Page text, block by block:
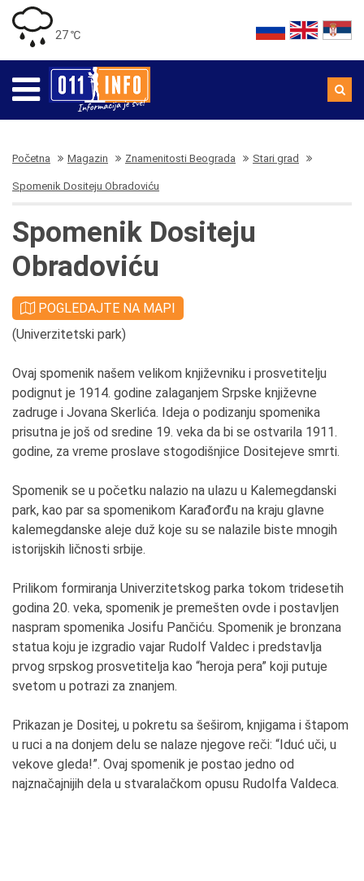
27 ℃
Početna Magazin Znamenitosti Beograda Stari grad
Spomenik Dositeju Obradoviću
Spomenik Dositeju
Obradoviću
POGLEDAJTE NA MAPI
(Univerzitetski park)
Ovaj spomenik našem velikom književniku i prosvetitelju
podignut je 1914. godine zalaganjem Srpske književne
zadruge i Jovana Skerlića. Ideja o podizanju spomenika
prisutna je još od sredine 19. veka da bi se ostvarila 1911.
godine, za vreme proslave stogodišnjice Dositejeve smrti.
Spomenik se u početku nalazio na ulazu u Kalemegdanski
park, kao par sa spomenikom Karađorđu na kraju glavne
kalemegdanske aleje duž koje su se nalazile biste mnogih
istorijskih ličnosti srbije.
Prilikom formiranja Univerzitetskog parka tokom tridesetih
godina 20. veka, spomenik je premešten ovde i postavljen
naspram spomenika Josifu Pančiću. Spomenik je bronzana
statua koju je izgradio vajar Rudolf Valdec i predstavlja
prvog srpskog prosvetitelja kao “heroja pera” koji putuje
svetom u potrazi za znanjem.
Prikazan je Dositej, u pokretu sa šeširom, knjigama i štapom
u ruci a na donjem delu se nalaze njegove reči: “Iduć uči, u
vekove gleda!”. Ovaj spomenik je postao jedno od
najznačajnijih dela u stvaralačkom opusu Rudolfa Valdeca.